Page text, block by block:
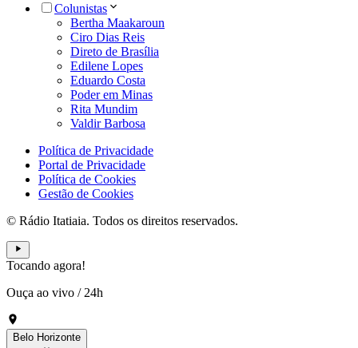
Colunistas
Bertha Maakaroun
Ciro Dias Reis
Direto de Brasília
Edilene Lopes
Eduardo Costa
Poder em Minas
Rita Mundim
Valdir Barbosa
Política de Privacidade
Portal de Privacidade
Política de Cookies
Gestão de Cookies
© Rádio Itatiaia. Todos os direitos reservados.
Tocando agora!
Ouça ao vivo / 24h
Belo Horizonte